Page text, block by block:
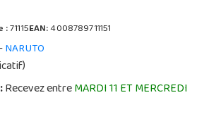
:71115EAN:4008789711151
-NARUTO
Recevez entreMARDI 11 ET MERCREDI